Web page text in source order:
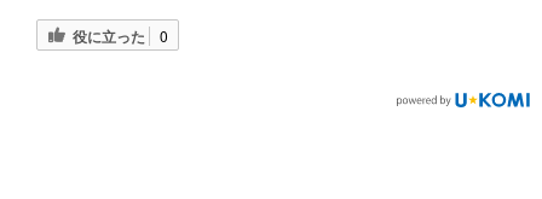
役に立った 0